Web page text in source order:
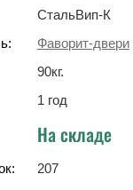
СтальВип-К
Фаворит-двери
90кг.
1 год
На складе
207